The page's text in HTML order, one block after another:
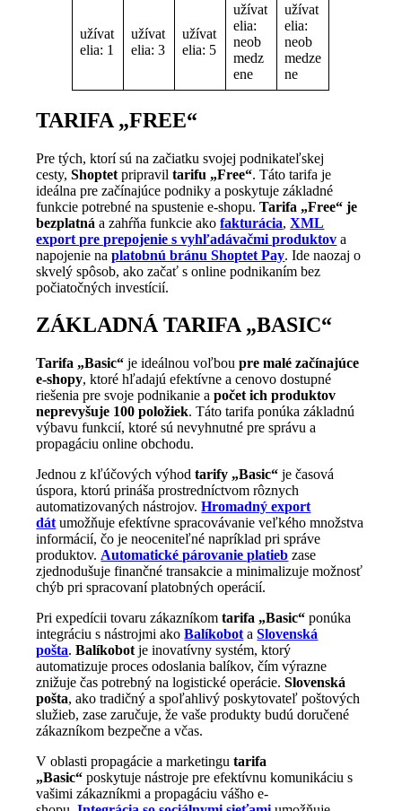
užívat
elia: 1
užívat
elia: 3
užívat
elia: 5
užívat
elia:
neob
medz
ene
užívat
elia:
neob
medze
ne
TARIFA „FREE“
Pre tých, ktorí sú na začiatku svojej podnikateľskej
cesty,Shoptetpripraviltarifu „Free“. Táto tarifa je
ideálna pre začínajúce podniky a poskytuje základné
funkcie potrebné na spustenie e-shopu. Tarifa „Free“ je
bezplatná a zahŕňa funkcie akofakturácia,XML
export pre prepojenie s vyhľadávačmi produktov a
napojenie naplatobnú bránu Shoptet Pay. Ide naozaj o
skvelý spôsob, ako začať s online podnikaním bez
počiatočných investícií.
ZÁKLADNÁ TARIFA „BASIC“
Tarifa „Basic“ je ideálnou voľboupre malé začínajúce
e-shopy, ktoré hľadajú efektívne a cenovo dostupné
riešenia pre svoje podnikanie apočet ich produktov
neprevyšuje 100 položiek. Táto tarifa ponúka základnú
výbavu funkcií, ktoré sú nevyhnutné pre správu a
propagáciu online obchodu.
Jednou z kľúčových výhodtarify „Basic“ je časová
úspora, ktorú prináša prostredníctvom rôznych
automatizovaných nástrojov.Hromadný export
dát umožňuje efektívne spracovávanie veľkého množstva
informácií, čo je neoceniteľné napríklad pri správe
produktov. Automatické párovanie platieb zase
zjednodušuje finančné transakcie a minimalizuje možnosť
chýb pri spracovaní platobných operácií.
Pri expedícii tovaru zákazníkom tarifa „Basic“ ponúka
integráciu s nástrojmi akoBalíkobot aSlovenská
pošta.Balíkobotje inovatívny systém, ktorý
automatizuje proces odoslania balíkov, čím výrazne
znižuje čas potrebný na logistické operácie.Slovenská
pošta, ako tradičný a spoľahlivý poskytovateľ poštových
služieb, zase zaručuje, že vaše produkty budú doručené
zákazníkom bezpečne a včas.
V oblasti propagácie a marketingutarifa
„Basic“ poskytuje nástroje pre efektívnu komunikáciu s
vašimi zákazníkmi a propagáciu vášho e-